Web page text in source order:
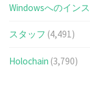
Windowsへのイン
スタッフ (4,491)
Holochain (3,790)